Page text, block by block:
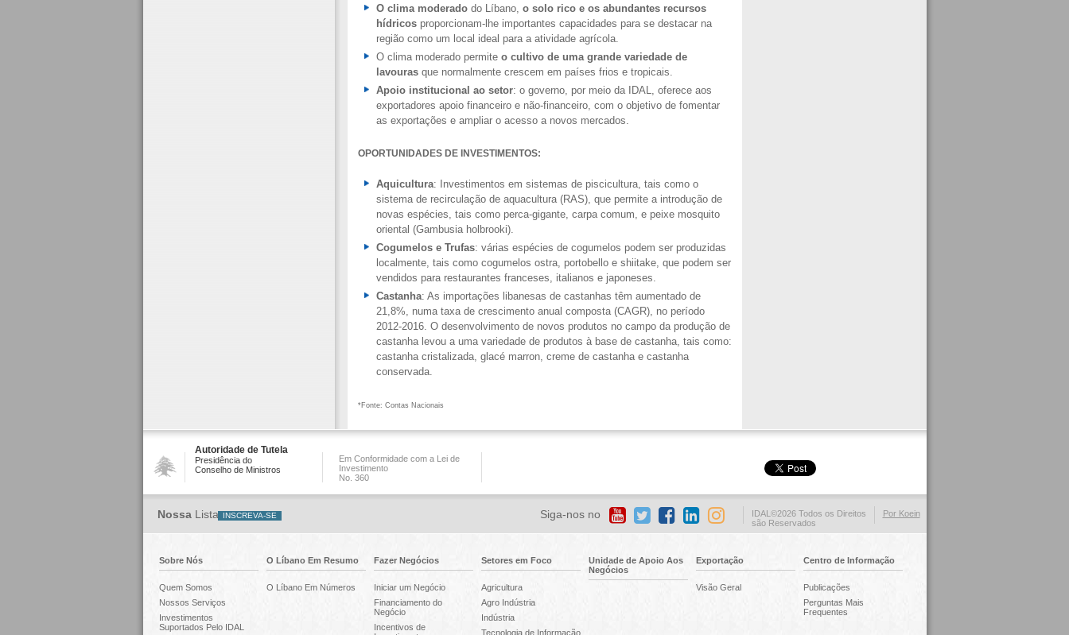
O clima moderadodo Líbano, o solo rico e os abundantes recursos
hídricosproporcionam-lhe importantes capacidades para se destacar na
região como um local ideal para a atividade agrícola.
O clima moderado permite o cultivo de uma grande variedade de
lavourasque normalmente crescem em países frios e tropicais.
Apoio institucional ao setor: o governo, por meio da IDAL, oferece aos
exportadores apoio financeiro e não-financeiro, com o objetivo de fomentar
as exportações e ampliar o acesso a novos mercados.
OPORTUNIDADES DE INVESTIMENTOS:
Aquicultura: Investimentos em sistemas de piscicultura, tais como o
sistema de recirculação de aquacultura (RAS), que permite a introdução de
novas espécies, tais como perca-gigante, carpa comum, e peixe mosquito
oriental (Gambusia holbrooki).
Cogumelos e Trufas: várias espécies de cogumelos podem ser produzidas
localmente, tais como cogumelos ostra, portobello e shiitake, que podem ser
vendidos para restaurantes franceses, italianos e japoneses.
Castanha: As importações libanesas de castanhas têm aumentado de
21,8%, numa taxa de crescimento anual composta (CAGR), no período
2012-2016. O desenvolvimento de novos produtos no campo da produção de
castanha levou a uma variedade de produtos à base de castanha, tais como:
castanha cristalizada, glacé marron, creme de castanha e castanha
conservada.
*Fonte: Contas Nacionais
Autoridade de Tutela
Presidência do
Conselho de Ministros
Em Conformidade com a Lei de
Investimento
No. 360
Por Koein
IDAL©2026 Todos os Direitos
são Reservados
NossaLista Siga-nos no
Sobre Nós
Quem Somos
Nossos Serviços
Investimentos
Suportados Pelo IDAL
O Líbano Em Resumo
O Líbano Em Números
Fazer Negócios
Iniciar um Negócio
Financiamento do
Negócio
Incentivos de
Setores em Foco
Agricultura
Agro Indústria
Indústria
Tecnologia de Informação
Unidade de Apoio Aos
Negócios
Exportação
Visão Geral
Centro de Informação
Publicações
Perguntas Mais
Frequentes